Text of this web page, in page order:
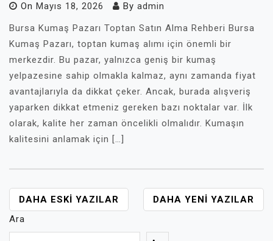
On Mayıs 18, 2026 By admin
Bursa Kumaş Pazarı Toptan Satın Alma Rehberi Bursa
Kumaş Pazarı, toptan kumaş alımı için önemli bir
merkezdir. Bu pazar, yalnızca geniş bir kumaş
yelpazesine sahip olmakla kalmaz, aynı zamanda fiyat
avantajlarıyla da dikkat çeker. Ancak, burada alışveriş
yaparken dikkat etmeniz gereken bazı noktalar var. İlk
olarak, kalite her zaman öncelikli olmalıdır. Kumaşın
kalitesini anlamak için […]
YAZI
GEZINMESI
DAHA ESKI YAZILAR
DAHA YENI YAZILAR
Ara